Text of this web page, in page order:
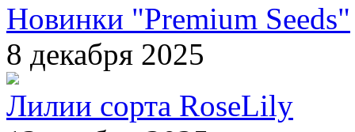
Новинки "Premium Seeds"
8 декабря 2025
Лилии сорта RoseLily